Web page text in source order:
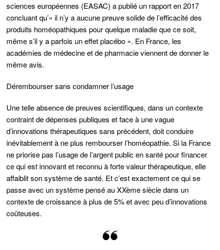
sciences européennes (EASAC) a publié un rapport en 2017
concluant qu’« il n’y a aucune preuve solide de l’efficacité des
produits homéopathiques pour quelque maladie que ce soit,
même s’il y a parfois un effet placébo ». En France, les
académies de médecine et de pharmacie viennent de donner le
même avis.
Dérembourser sans condamner l’usage
Une telle absence de preuves scientifiques, dans un contexte
contraint de dépenses publiques et face à une vague
d’innovations thérapeutiques sans précédent, doit conduire
inévitablement à ne plus rembourser l’homéopathie. Si la France
ne priorise pas l’usage de l’argent public en santé pour financer
ce qui est innovant et reconnu à forte valeur thérapeutique, elle
affaiblit son système de santé. Et c’est exactement ce qui se
passe avec un système pensé au XXème siècle dans un
contexte de croissance à plus de 5% et avec peu d’innovations
coûteuses.